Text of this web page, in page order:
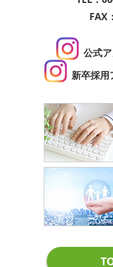
FAX
公式
新卒採用